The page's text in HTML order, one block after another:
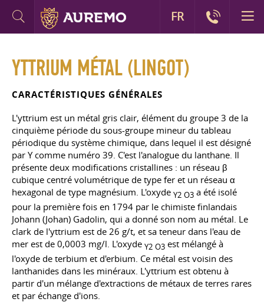
YTTRIUM MÉTAL (LINGOT)
CARACTÉRISTIQUES GÉNÉRALES
L'yttrium est un métal gris clair, élément du groupe 3 de la
cinquième période du sous-groupe mineur du tableau
périodique du système chimique, dans lequel il est désigné
par Y comme numéro 39. C'est l'analogue du lanthane. Il
présente deux modifications cristallines : un réseau β
cubique centré volumétrique de type fer et un réseau α
hexagonal de type magnésium. L'oxyde Y2 O3 a été isolé
pour la première fois en 1794 par le chimiste finlandais
Johann (Johan) Gadolin, qui a donné son nom au métal. Le
clark de l'yttrium est de 26 g/t, et sa teneur dans l'eau de
mer est de 0,0003 mg/l. L'oxyde Y2 O3 est mélangé à
l'oxyde de terbium et d'erbium. Ce métal est voisin des
lanthanides dans les minéraux. L'yttrium est obtenu à
partir d'un mélange d'extractions de métaux de terres rares
et par échange d'ions.
FR